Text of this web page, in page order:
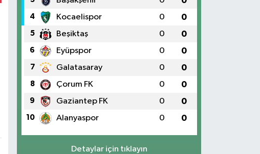
4 Kocaelispor 0 0
5 Beşiktaş 0 0
6 Eyüpspor 0 0
7 Galatasaray 0 0
8 Çorum FK 0 0
9 Gaziantep FK 0 0
10 Alanyaspor 0 0
Detaylar için tıklayın